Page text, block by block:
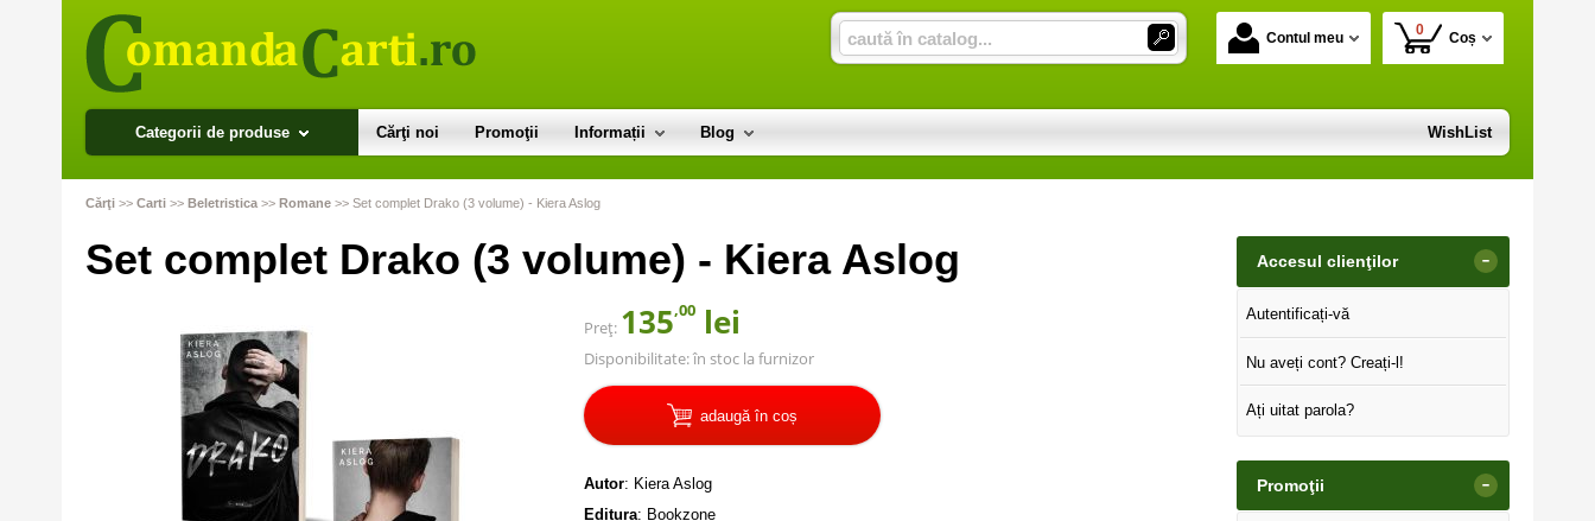
Contul meu 0 Coș
Categorii de produse Cărţi noi Promoţii Informații Blog WishList
Cărţi >> Carti >> Beletristica >> Romane >> Set complet Drako (3 volume) - Kiera Aslog
Set complet Drako (3 volume) - Kiera Aslog
Preț: 135,00 lei
Disponibilitate:în stoc la furnizor
adaugă în coș
Autor: Kiera Aslog
Editura: Bookzone
Accesul clienţilor -
Autentificați-vă
Nu aveți cont? Creați-l!
Ați uitat parola?
Promoţii -